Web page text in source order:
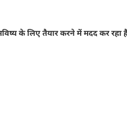
के लिए तैयार करने में मदद कर रहा